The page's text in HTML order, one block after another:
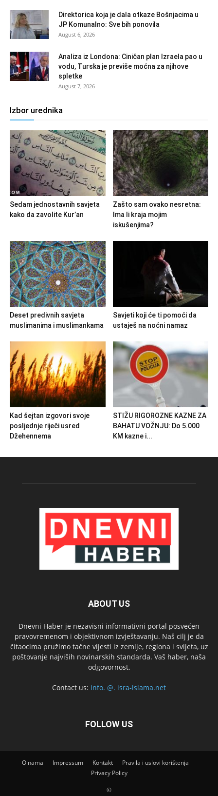
Direktorica koja je dala otkaze Bošnjacima u
JP Komunalno: Sve bih ponovila
August 6, 2026
Analiza iz Londona: Ciničan plan Izraela pao u
vodu, Turska je previše moćna za njihove
spletke
August 7, 2026
Izbor urednika
Sedam jednostavnih savjeta
kako da zavolite Kur’an
Zašto sam ovako nesretna:
Ima li kraja mojim
iskušenjima?
Deset predivnih savjeta
muslimanima i muslimankama
Savjeti koji će ti pomoći da
ustaješ na noćni namaz
Kad šejtan izgovori svoje
posljednje riječi usred
Džehennema
STIŽU RIGOROZNE KAZNE ZA
BAHATU VOŽNJU: Do 5.000
KM kazne i...
ABOUT US
Dnevni Haber je nezavisni informativni portal posvećen
pravovremenom i objektivnom izvještavanju. Naš cilj je da
čitaocima pružimo tačne vijesti iz zemlje, regiona i svijeta, uz
poštovanje najviših novinarskih standarda. Vaš haber, naša
odgovornost.
Contact us: info. @. isra-islama.net
FOLLOW US
O nama Impressum Kontakt
Pravila i uslovi korištenja
Privacy Policy
©